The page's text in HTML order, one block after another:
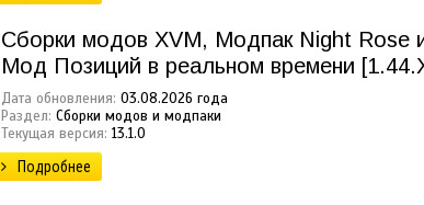
Сборки модов XVM, Модпак Night Rose
Мод Позиций в реальном времени
Дата обновления: 03.08.2026 года
Раздел: Сборки модов и модпаки
Текущая версия: 13.1.0
Подробнее